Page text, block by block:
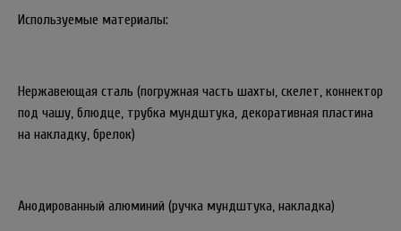
Используемые материалы:
Нержавеющая сталь (погружная часть шахты, скелет, коннектор
под чашу, блюдце, трубка мундштука, декоративная пластина
на накладку, брелок)
Анодированный алюминий (ручка мундштука, накладка)